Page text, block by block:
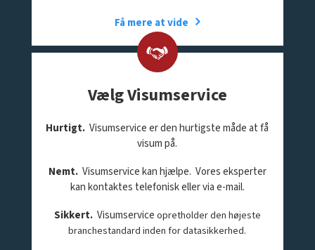
Få mere at vide
Vælg Visumservice
Hurtigt. Visumservice er den hurtigste måde at få
visum på.
Nemt.Visumservice kan hjælpe. Vores eksperter
kan kontaktes telefonisk eller via e-mail.
Sikkert.Visumservice opretholder den højeste
branchestandard inden for datasikkerhed.